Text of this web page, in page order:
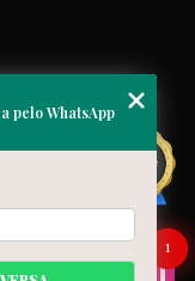
pelo WhatsApp
1